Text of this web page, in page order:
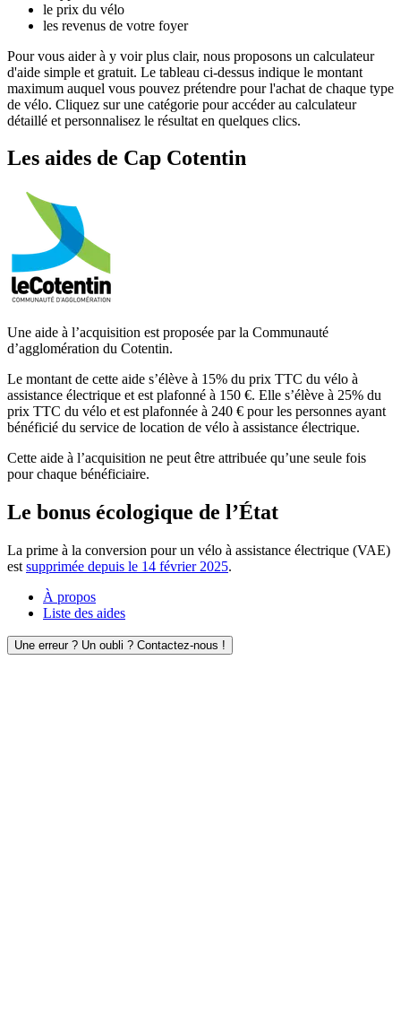
le prix du vélo
les revenus de votre foyer
Pour vous aider à y voir plus clair, nous proposons un calculateur
d'aide simple et gratuit. Le tableau ci-dessus indique le montant
maximum auquel vous pouvez prétendre pour l'achat de chaque type
de vélo. Cliquez sur une catégorie pour accéder au calculateur
détaillé et personnalisez le résultat en quelques clics.
Les aides de Cap Cotentin
Une aide à l’acquisition est proposée par la Communauté
d’agglomération du Cotentin.
Le montant de cette aide s’élève à 15% du prix TTC du vélo à
assistance électrique et est plafonné à 150 €. Elle s’élève à 25% du
prix TTC du vélo et est plafonnée à 240 € pour les personnes ayant
bénéficié du service de location de vélo à assistance électrique.
Cette aide à l’acquisition ne peut être attribuée qu’une seule fois
pour chaque bénéficiaire.
Le bonus écologique de l’État
La prime à la conversion pour un vélo à assistance électrique (VAE)
est supprimée depuis le 14 février 2025.
À propos
Liste des aides
Une erreur ? Un oubli ? Contactez-nous !